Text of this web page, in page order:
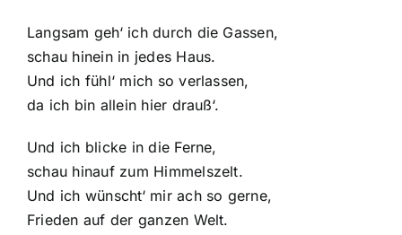
Langsam geh‘ ich durch die Gassen,
schau hinein in jedes Haus.
Und ich fühl‘ mich so verlassen,
da ich bin allein hier drauß‘.
Und ich blicke in die Ferne,
schau hinauf zum Himmelszelt.
Und ich wünscht‘ mir ach so gerne,
Frieden auf der ganzen Welt.